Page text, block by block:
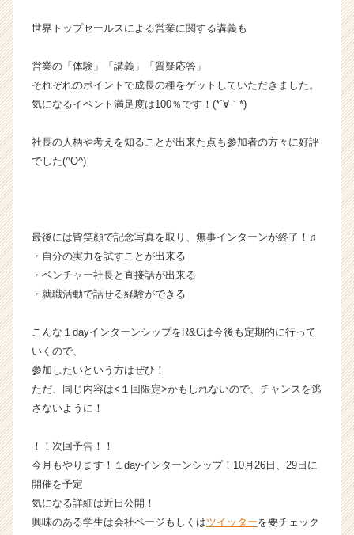
ア
h
e
e
r
a
世界トップセールスによる営業に関する講義も
営業の「体験」「講義」「質疑応答」
それぞれのポイントで成長の種をゲットしていただきました。
気になるイベント満足度は100％です！(*´∀｀*)
社長の人柄や考えを知ることが出来た点も参加者の方々に好評
でした(^O^)
最後には皆笑顔で記念写真を取り、無事インターンが終了！♫
・自分の実力を試すことが出来る
・ベンチャー社長と直接話が出来る
・就職活動で話せる経験ができる
こんな１dayインターンシップをR&Cは今後も定期的に行って
いくので、
参加したいという方はぜひ！
ただ、同じ内容は<１回限定>かもしれないので、チャンスを逃
さないように！
！！次回予告！！
今月もやります！１dayインターンシップ！10月26日、29日に
開催を予定
気になる詳細は近日公開！
興味のある学生は会社ページもしくはツイッターを要チェック